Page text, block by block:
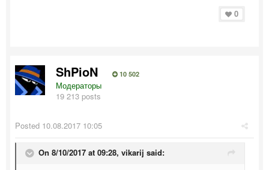
0
ShPioN 10 502
Модераторы
19 213 posts
Posted 10.08.2017 10:05
On 8/10/2017 at 09:28, vikarij said: